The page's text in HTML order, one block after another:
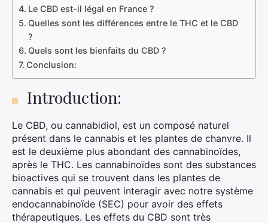
Le CBD est-il légal en France ?
Quelles sont les différences entre le THC et le CBD
?
Quels sont les bienfaits du CBD ?
Conclusion:
Introduction:
Le CBD, ou cannabidiol, est un composé naturel
présent dans le cannabis et les plantes de chanvre. Il
est le deuxième plus abondant des cannabinoïdes,
après le THC. Les cannabinoïdes sont des substances
bioactives qui se trouvent dans les plantes de
cannabis et qui peuvent interagir avec notre système
endocannabinoïde (SEC) pour avoir des effets
thérapeutiques. Les effets du CBD sont très